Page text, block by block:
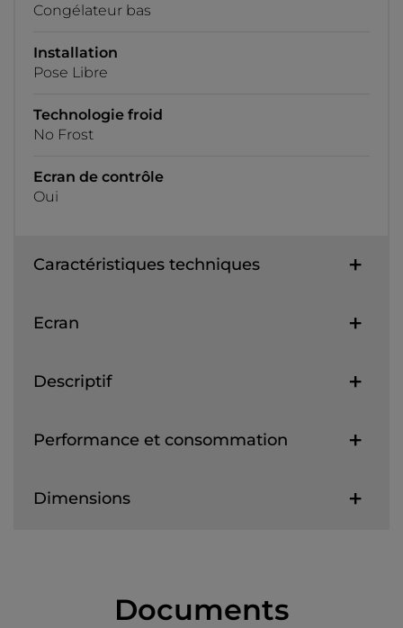
Congélateur bas
Installation
Pose Libre
Technologie froid
No Frost
Ecran de contrôle
Oui
Caractéristiques techniques
Ecran
Descriptif
Performance et consommation
Dimensions
Documents